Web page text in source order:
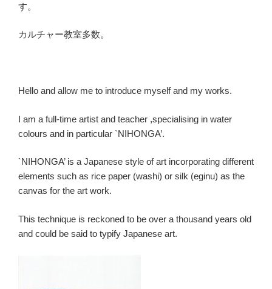
す。
カルチャー教室多数。
Hello and allow me to introduce myself and my works.
I am a full-time artist and teacher ,specialising in water
colours and in particular `NIHONGA’.
`NIHONGA’ is a Japanese style of art incorporating different
elements such as rice paper (washi) or silk (eginu) as the
canvas for the art work.
This technique is reckoned to be over a thousand years old
and could be said to typify Japanese art.